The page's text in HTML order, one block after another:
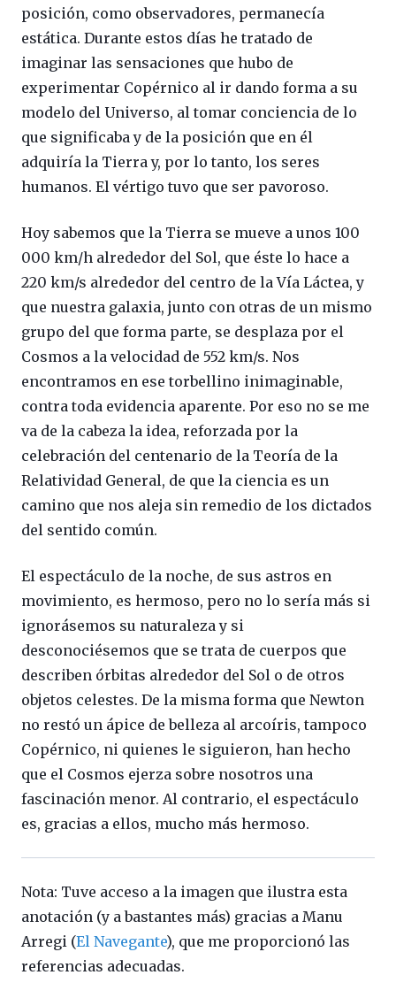
posición, como observadores, permanecía
estática. Durante estos días he tratado de
imaginar las sensaciones que hubo de
experimentar Copérnico al ir dando forma a su
modelo del Universo, al tomar conciencia de lo
que significaba y de la posición que en él
adquiría la Tierra y, por lo tanto, los seres
humanos. El vértigo tuvo que ser pavoroso.
Hoy sabemos que la Tierra se mueve a unos 100
000 km/h alrededor del Sol, que éste lo hace a
220 km/s alrededor del centro de la Vía Láctea, y
que nuestra galaxia, junto con otras de un mismo
grupo del que forma parte, se desplaza por el
Cosmos a la velocidad de 552 km/s. Nos
encontramos en ese torbellino inimaginable,
contra toda evidencia aparente. Por eso no se me
va de la cabeza la idea, reforzada por la
celebración del centenario de la Teoría de la
Relatividad General, de que la ciencia es un
camino que nos aleja sin remedio de los dictados
del sentido común.
El espectáculo de la noche, de sus astros en
movimiento, es hermoso, pero no lo sería más si
ignorásemos su naturaleza y si
desconociésemos que se trata de cuerpos que
describen órbitas alrededor del Sol o de otros
objetos celestes. De la misma forma que Newton
no restó un ápice de belleza al arcoíris, tampoco
Copérnico, ni quienes le siguieron, han hecho
que el Cosmos ejerza sobre nosotros una
fascinación menor. Al contrario, el espectáculo
es, gracias a ellos, mucho más hermoso.
Nota: Tuve acceso a la imagen que ilustra esta
anotación (y a bastantes más) gracias a Manu
Arregi (El Navegante), que me proporcionó las
referencias adecuadas.